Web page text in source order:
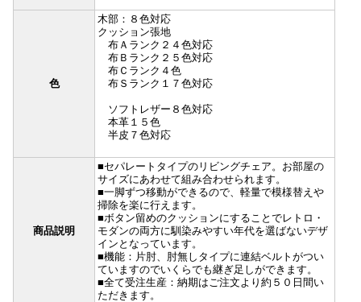
色
木部：８色対応
クッション張地
布Ａランク２４色対応
布Ｂランク２５色対応
布Ｃランク４色
布Ｓランク１７色対応
ソフトレザー８色対応
本革１５色
半皮７色対応
商品説明
■セパレートタイプのリビングチェア。お部屋の
サイズにあわせて組み合わせられます。
■一脚ずつ移動ができるので、軽量で模様替えや
掃除を楽に行えます。
■ボタン留めのクッションにすることでレトロ・
モダンの両方に馴染みやすい年代を選ばないデザ
インとなっています。
■機能：片肘、肘無しタイプに連結ベルトがつい
ていますのでいくらでも継ぎ足しができます。
■全て受注生産：納期はご注文より約５０日間い
ただきます。